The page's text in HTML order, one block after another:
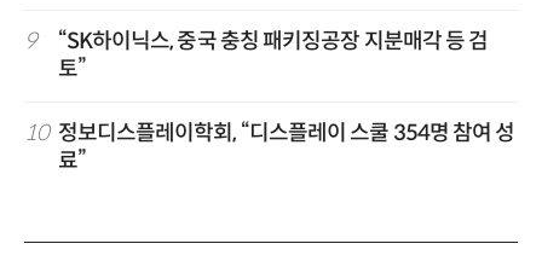
9
“SK하이닉스, 중국 충칭 패키징공장 지분매각 등 검
토”
10 정보디스플레이학회, “디스플레이 스쿨 354명 참여 성
료”